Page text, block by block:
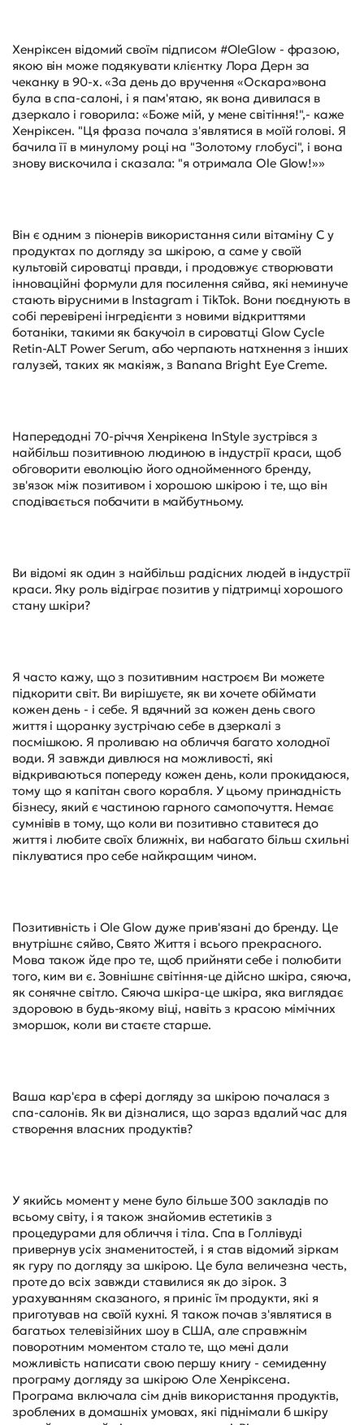
Хенріксен відомий своїм підписом #OleGlow - фразою,
якою він може подякувати клієнтку Лора Дерн за
чеканку в 90-х. «За день до вручення «Оскара»вона
була в спа-салоні, і я пам'ятаю, як вона дивилася в
дзеркало і говорила: «Боже мій, у мене світіння!",- каже
Хенріксен. "Ця фраза почала з'являтися в моїй голові. Я
бачила її в минулому році на "Золотому глобусі", і вона
знову вискочила і сказала: "я отримала Ole Glow!»»
Він є одним з піонерів використання сили вітаміну С у
продуктах по догляду за шкірою, а саме у своїй
культовій сироватці правди, і продовжує створювати
інноваційні формули для посилення сяйва, які неминуче
стають вірусними в Instagram і TikTok. Вони поєднують в
собі перевірені інгредієнти з новими відкриттями
ботаніки, такими як бакучоіл в сироватці Glow Cycle
Retin-ALT Power Serum, або черпають натхнення з інших
галузей, таких як макіяж, з Banana Bright Eye Creme.
Напередодні 70-річчя Хенрікена InStyle зустрівся з
найбільш позитивною людиною в індустрії краси, щоб
обговорити еволюцію його однойменного бренду,
зв'язок між позитивом і хорошою шкірою і те, що він
сподівається побачити в майбутньому.
Ви відомі як один з найбільш радісних людей в індустрії
краси. Яку роль відіграє позитив у підтримці хорошого
стану шкіри?
Я часто кажу, що з позитивним настроєм Ви можете
підкорити світ. Ви вирішуєте, як ви хочете обіймати
кожен день - і себе. Я вдячний за кожен день свого
життя і щоранку зустрічаю себе в дзеркалі з
посмішкою. Я проливаю на обличчя багато холодної
води. Я завжди дивлюся на можливості, які
відкриваються попереду кожен день, коли прокидаюся,
тому що я капітан свого корабля. У цьому принадність
бізнесу, який є частиною гарного самопочуття. Немає
сумнівів в тому, що коли ви позитивно ставитеся до
життя і любите своїх ближніх, ви набагато більш схильні
піклуватися про себе найкращим чином.
Позитивність і Ole Glow дуже прив'язані до бренду. Це
внутрішнє сяйво, Свято Життя і всього прекрасного.
Мова також йде про те, щоб прийняти себе і полюбити
того, ким ви є. Зовнішнє світіння-це дійсно шкіра, сяюча,
як сонячне світло. Сяюча шкіра-це шкіра, яка виглядає
здоровою в будь-якому віці, навіть з красою мімічних
зморшок, коли ви стаєте старше.
Ваша кар'єра в сфері догляду за шкірою почалася з
спа-салонів. Як ви дізналися, що зараз вдалий час для
створення власних продуктів?
У якийсь момент у мене було більше 300 закладів по
всьому світу, і я також знайомив естетиків з
процедурами для обличчя і тіла. Спа в Голлівуді
привернув усіх знаменитостей, і я став відомий зіркам
як гуру по догляду за шкірою. Це була величезна честь,
проте до всіх завжди ставилися як до зірок. З
урахуванням сказаного, я приніс їм продукти, які я
приготував на своїй кухні. Я також почав з'являтися в
багатьох телевізійних шоу в США, але справжнім
поворотним моментом стало те, що мені дали
можливість написати свою першу книгу - семиденну
програму догляду за шкірою Оле Хенріксена.
Програма включала сім днів використання продуктів,
зроблених в домашніх умовах, які піднімали б шкіру